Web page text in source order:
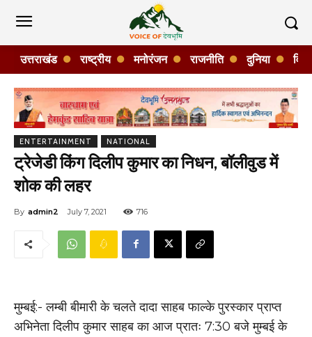
उत्तराखंड राष्ट्रीय मनोरंजन राजनीति दुनिया
ENTERTAINMENT NATIONAL
ट्रेजेडी किंग दिलीप कुमार का निधन, बॉलीवुड में
शोक की लहर
By admin2 July 7, 2021 716
मुम्बई:- लम्बी बीमारी के चलते दादा साहब फाल्के पुरस्कार प्राप्त
अभिनेता दिलीप कुमार साहब का आज प्रातः 7:30 बजे मुम्बई के